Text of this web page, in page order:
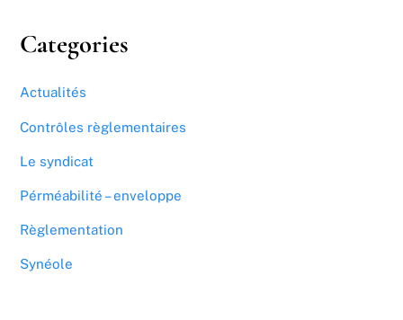
Categories
Actualités
Contrôles règlementaires
Le syndicat
Pérméabilité – enveloppe
Règlementation
Synéole